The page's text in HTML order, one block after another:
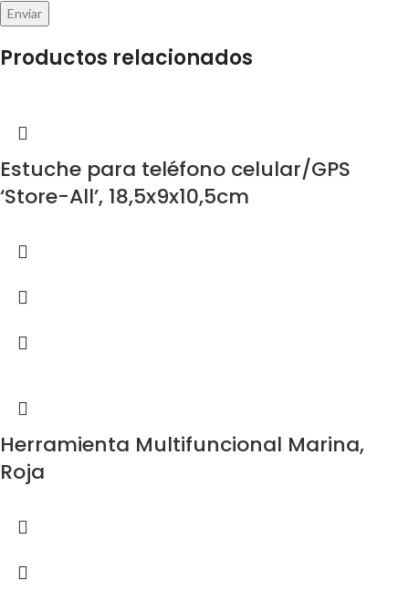
Productos relacionados
Estuche para teléfono celular/GPS
‘Store-All’, 18,5x9x10,5cm
Herramienta Multifuncional Marina,
Roja